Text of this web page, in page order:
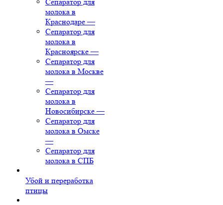
молока в
Краснодаре —
Сепаратор для
молока в
Красноярске —
Сепаратор для
молока в Москве
—
Сепаратор для
молока в
Новосибирске —
Сепаратор для
молока в Омске
—
Сепаратор для
молока в СПБ
Убой и переработка
птицы